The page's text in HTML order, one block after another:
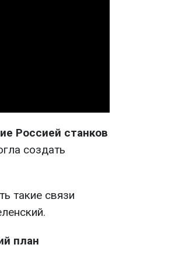
Россией станков
создать
такие связи
план